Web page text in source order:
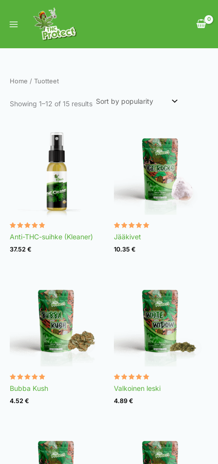
content
Home / Tuotteet
Showing 1–12 of 15 results
Rated
4.75
out of 5
Anti-THC-suihke (Kleaner)
37.52 €
Rated
4.98
out of 5
Jääkivet
10.35 €
Rated
4.96
out of 5
Bubba Kush
4.52 €
Rated
4.97
out of 5
Valkoinen leski
4.89 €